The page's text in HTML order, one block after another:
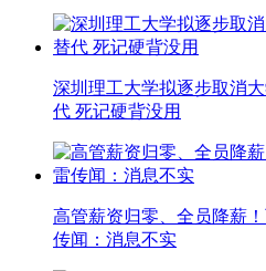
深圳理工大学拟逐步取消
代 死记硬背没用
高管薪资归零、全员降薪
传闻：消息不实